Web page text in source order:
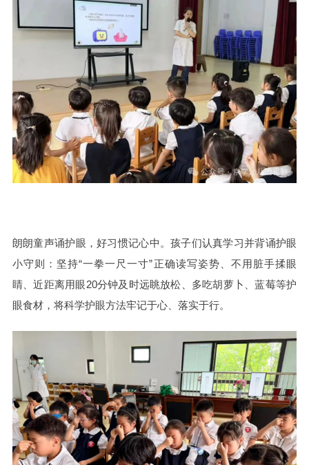
朗朗童声诵护眼，好习惯记心中。孩子们认真学习并背诵护眼
小守则：坚持“一拳一尺一寸”正确读写姿势、不用脏手揉眼
睛、近距离用眼20分钟及时远眺放松、多吃胡萝卜、蓝莓等护
眼食材，将科学护眼方法牢记于心、落实于行。